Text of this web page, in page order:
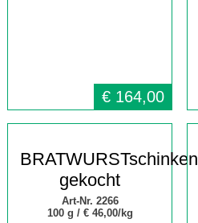
€ 164,00
BRATWURSTschinken
gekocht
Art-Nr. 2266
100 g / € 46,00/kg